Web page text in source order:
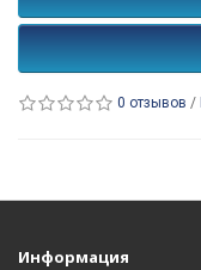
0 отзывов /
Информация